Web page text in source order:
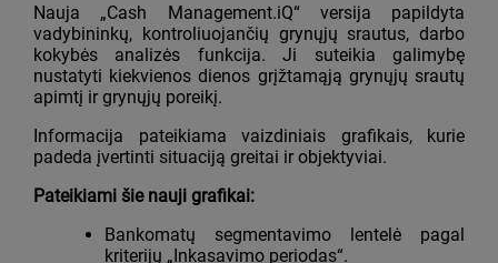
Nauja „Cash Management.iQ“ versija papildyta
vadybininkų, kontroliuojančių grynųjų srautus, darbo
kokybės analizės funkcija. Ji suteikia galimybę
nustatyti kiekvienos dienos grįžtamąją grynųjų srautų
apimtį ir grynųjų poreikį.
Informacija pateikiama vaizdiniais grafikais, kurie
padeda įvertinti situaciją greitai ir objektyviai.
Pateikiami šie nauji grafikai:
Bankomatų segmentavimo lentelė pagal
kriterijų „Inkasavimo periodas“.